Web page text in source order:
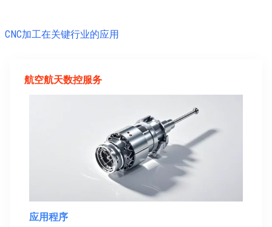
CNC加工在关键行业的应用
航空航天数控服务
应用程序